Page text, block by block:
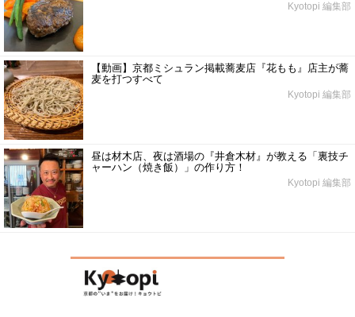
Kyotopi 編集部
【動画】京都ミシュラン掲載蕎麦店『花もも』店主が蕎
麦を打つすべて
Kyotopi 編集部
昼は材木店、夜は酒場の『井倉木材』が教える「裏技チ
ャーハン（焼き飯）」の作り方！
Kyotopi 編集部